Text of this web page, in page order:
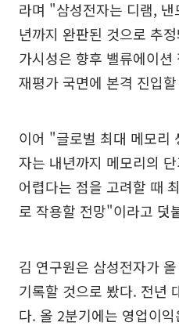
라며 "삼성전자는 디램,
년까지 완판된 것으로 추
가시성은 향후 밸류에이
재평가 국면에 본격 진입
이어 "글로벌 최대 메모리
자는 내년까지 메모리의
어렵다는 점을 고려할 때
로 작용할 전망"이라고 덧
김 연구원은 삼성전자가
기록할 것으로 봤다. 전년
다. 올 2분기에는 영업이